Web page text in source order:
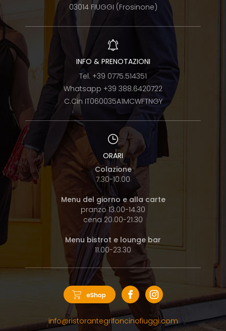
03014 FIUGGI (Frosinone)
INFO & PRENOTAZIONI
Tel. +39 0775.514351
Whatsapp +39 388.6420722
C.Cin IT060035A1MCWFTNGY
ORARI
Colazione
7.30-10.00
Menu del giorno e alla carte
pranzo 13.00-14.30
cena 20.00-21.30
Menu bistrot e lounge bar
11.00-23.30
info@ristorantegrifoncinofiuggi.com